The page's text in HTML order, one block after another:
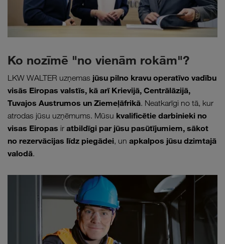
Ko nozīmē "no vienām rokām"?
LKW WALTER uzņemas jūsu pilno kravu operatīvo vadību
visās Eiropas valstīs, kā arī Krievijā, Centrālāzijā,
Tuvajos Austrumos un Ziemeļāfrikā. Neatkarīgi no tā, kur
atrodas jūsu uzņēmums. Mūsu kvalificētie darbinieki no
visas Eiropas ir atbildīgi par jūsu pasūtījumiem, sākot
no rezervācijas līdz piegādei, un apkalpos jūsu dzimtajā
valodā.